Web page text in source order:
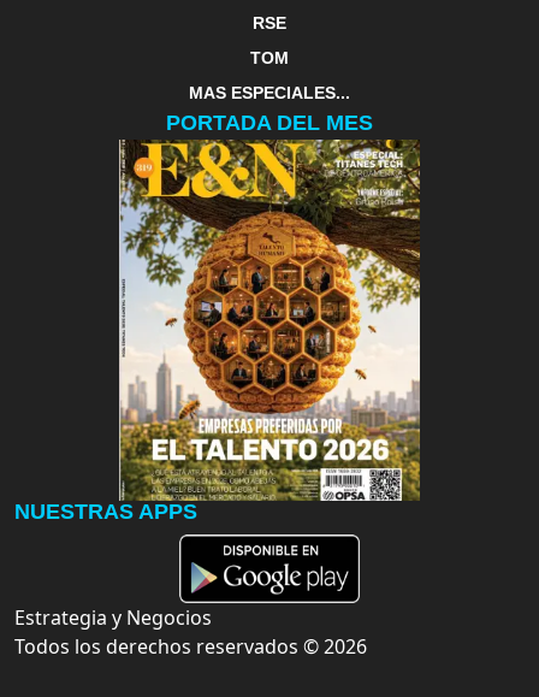
RSE
TOM
MAS ESPECIALES...
PORTADA DEL MES
NUESTRAS APPS
Estrategia y Negocios
Todos los derechos reservados ©2026